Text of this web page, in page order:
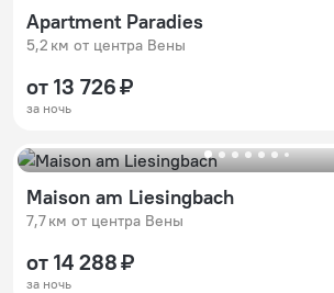
Apartment Paradies
5,2 км от центра Вены
от 13 726 ₽
за ночь
Maison am Liesingbach
7,7 км от центра Вены
от 14 288 ₽
за ночь